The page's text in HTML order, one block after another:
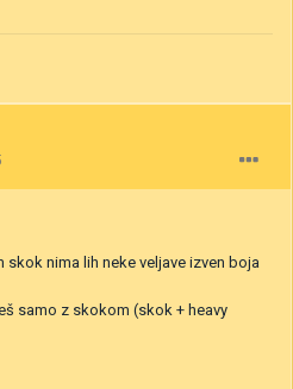
nima lih neke veljave izven boja
samo z skokom (skok + heavy